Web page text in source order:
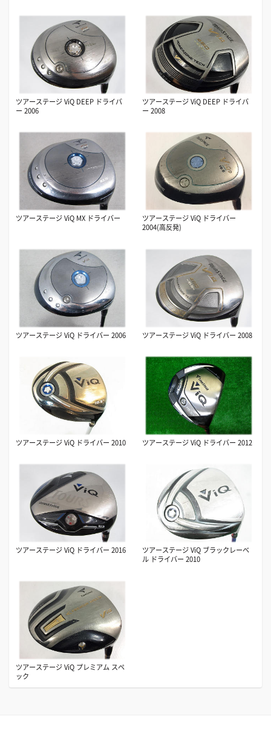
ツアーステージ ViQ DEEP ドライバ
ー 2006
ツアーステージ ViQ DEEP ドライバ
ー 2008
ツアーステージ ViQ MX ドライバー
ツアーステージ ViQ ドライバー
2004(高反発)
ツアーステージ ViQ ドライバー 2006 ツアーステージ ViQ ドライバー 2008
ツアーステージ ViQ ドライバー 2010 ツアーステージ ViQ ドライバー 2012
ツアーステージ ViQ ドライバー 2016
ツアーステージ ViQ ブラックレーベ
ル ドライバー 2010
ツアーステージ ViQ プレミアム スペ
ック